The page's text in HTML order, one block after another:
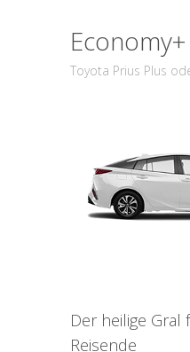
Economy+
Toyota Prius Plus
Der heilige
Reisende